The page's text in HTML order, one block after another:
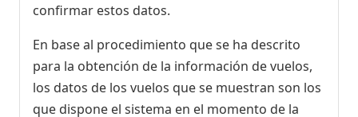
confirmar estos datos.
En base al procedimiento que se ha descrito
para la obtención de la información de vuelos,
los datos de los vuelos que se muestran son los
que dispone el sistema en el momento de la